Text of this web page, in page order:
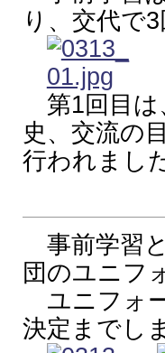
り、交代で3
第1回目は
史、交流の
行われまし
事前学習
団のユニフ
ユニフォ
決定までし